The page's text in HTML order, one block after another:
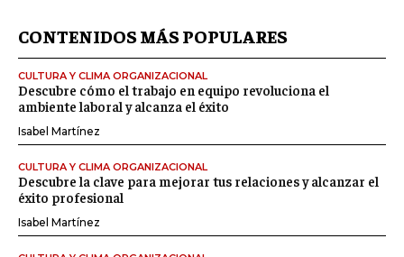
CONTENIDOS MÁS POPULARES
CULTURA Y CLIMA ORGANIZACIONAL
Descubre cómo el trabajo en equipo revoluciona el
ambiente laboral y alcanza el éxito
Isabel Martínez
CULTURA Y CLIMA ORGANIZACIONAL
Descubre la clave para mejorar tus relaciones y alcanzar el
éxito profesional
Isabel Martínez